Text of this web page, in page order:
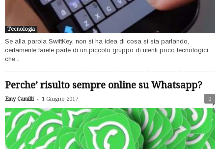
Tecnologia
Se alla parola SwiftKey, non si ha idea di cosa si sta parlando,
certamente farete parte di un piccolo gruppo di utenti poco tecnologici
che...
Perche’ risulto sempre online su Whatsapp?
Emy Camilli - 1 Giugno 2017 0